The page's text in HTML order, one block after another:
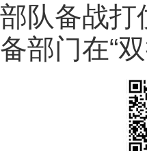
部队备战打
备部门在“